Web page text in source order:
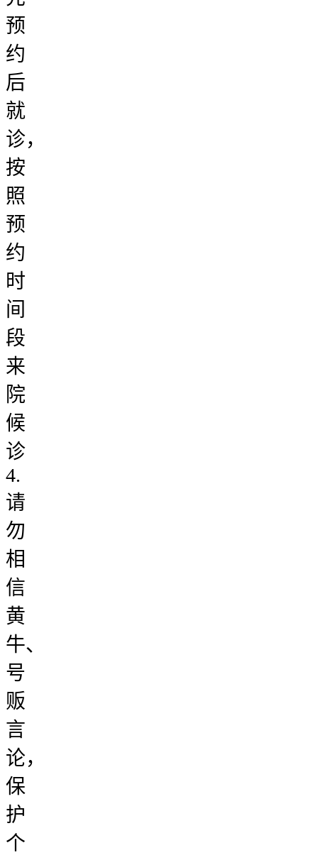
预
约
后
就
诊，
按
照
预
约
时
间
段
来
院
候
诊
4.
请
勿
相
信
黄
牛、
号
贩
言
论，
保
护
个